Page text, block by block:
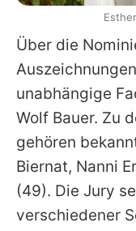
Über die
unabhängige
Wolf Bauer. Zu
gehören
Biernat, Nanni
(49). Die Jury
verschiedener